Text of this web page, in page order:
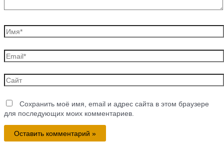
Имя*
Email*
Сайт
Сохранить моё имя, email и адрес сайта в этом браузере
для последующих моих комментариев.